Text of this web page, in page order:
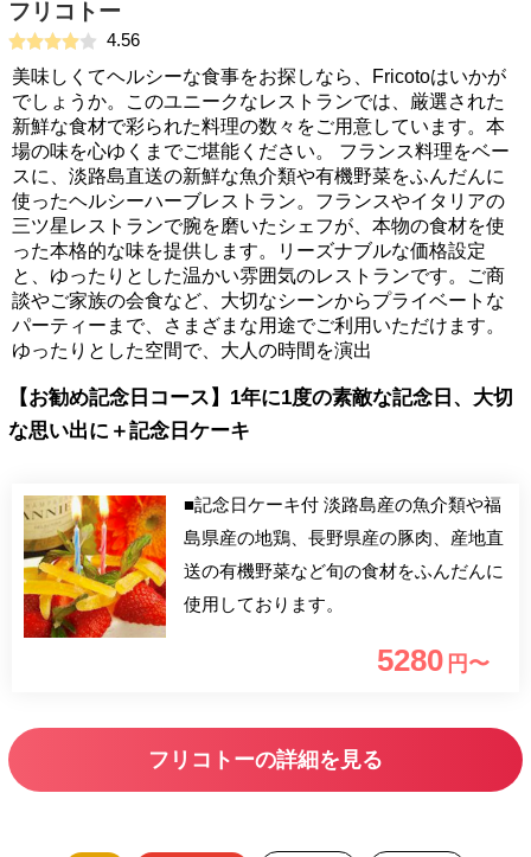
フリコトー
4.56
美味しくてヘルシーな食事をお探しなら、Fricotoはいかが
でしょうか。このユニークなレストランでは、厳選された
新鮮な食材で彩られた料理の数々をご用意しています。本
場の味を心ゆくまでご堪能ください。 フランス料理をベー
スに、淡路島直送の新鮮な魚介類や有機野菜をふんだんに
使ったヘルシーハーブレストラン。フランスやイタリアの
三ツ星レストランで腕を磨いたシェフが、本物の食材を使
った本格的な味を提供します。リーズナブルな価格設定
と、ゆったりとした温かい雰囲気のレストランです。ご商
談やご家族の会食など、大切なシーンからプライベートな
パーティーまで、さまざまな用途でご利用いただけます。
ゆったりとした空間で、大人の時間を演出
【お勧め記念日コース】1年に1度の素敵な記念日、大切
な思い出に＋記念日ケーキ
■記念日ケーキ付 淡路島産の魚介類や福
島県産の地鶏、長野県産の豚肉、産地直
送の有機野菜など旬の食材をふんだんに
使用しております。
5280 円〜
フリコトーの詳細を見る